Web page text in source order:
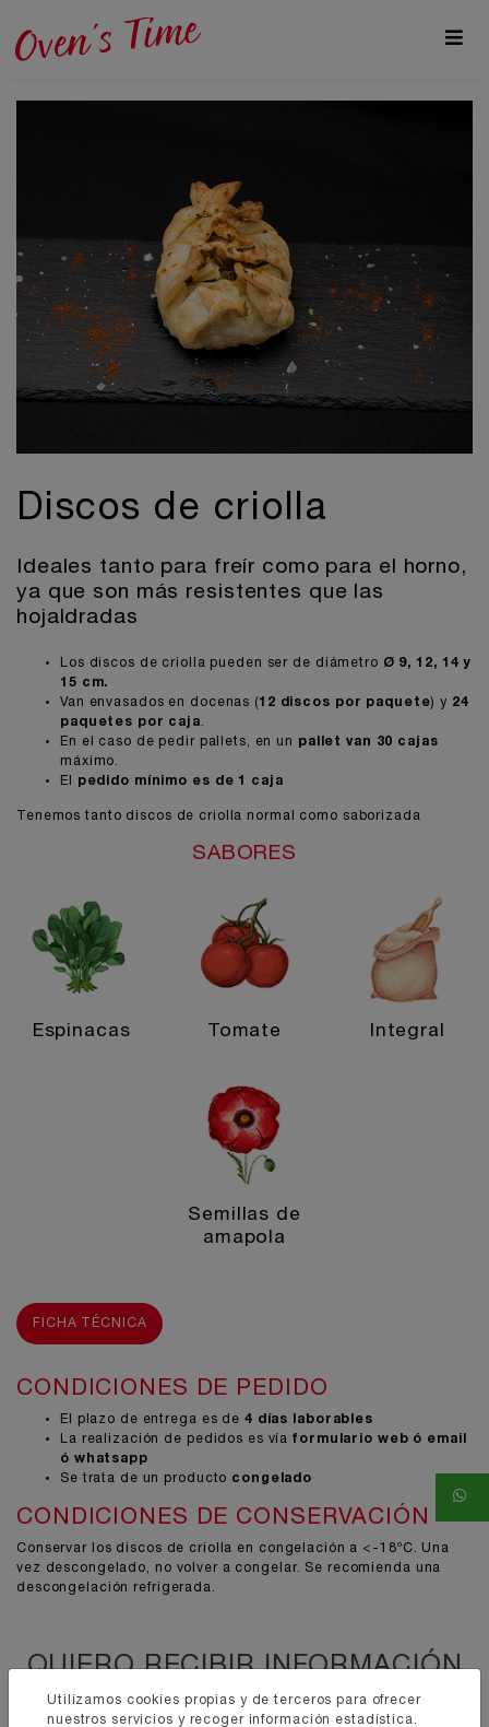
Discos de criolla
Ideales tanto para freír como para el horno,
ya que son más resistentes que las
hojaldradas
Los discos de criolla pueden ser de diámetro Ø 9, 12, 14 y
15 cm.
Van envasados en docenas (12 discos por paquete) y 24
paquetes por caja
En el caso de pedir pallets, en un
pallet van 30 cajas
máximo.
El
pedido mínimo es de 1 caja
Tenemos tanto discos de criolla normal como saborizada
SABORES
Espinacas Tomate Integral
Semillas de
amapola
FICHA TÉCNICA
CONDICIONES DE PEDIDO
El plazo de entrega es de 4 días laborables
La realización de pedidos es vía formulario web ó email
ó whatsapp
Se trata de un producto congelado
CONDICIONES DE CONSERVACIÓN
Conservar los discos de criolla en congelación a <-18ºC. Una
vez descongelado, no volver a congelar. Se recomienda una
descongelación refrigerada.
QUIERO RECIBIR INFORMACIÓN
SOBREDISCOS DE CRIOLLA
Utilizamos cookies propias y de terceros para ofrecer
nuestros servicios y recoger información estadística.